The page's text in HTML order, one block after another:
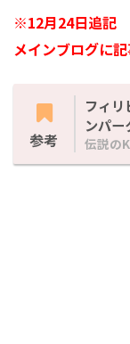
※12月24日追記
メインブログに
参考
フィリ
ンパ
伝説の